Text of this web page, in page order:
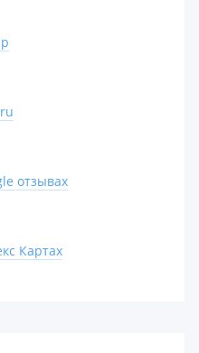
отзывах
Картах